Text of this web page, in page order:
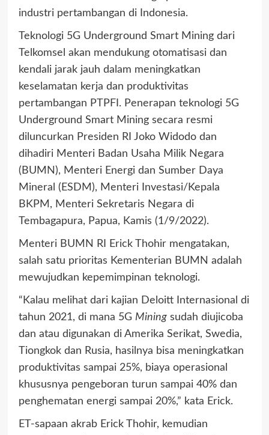
industri pertambangan di Indonesia.
Teknologi 5G Underground Smart Mining dari
Telkomsel akan mendukung otomatisasi dan
kendali jarak jauh dalam meningkatkan
keselamatan kerja dan produktivitas
pertambangan PTPFI. Penerapan teknologi 5G
Underground Smart Mining secara resmi
diluncurkan Presiden RI Joko Widodo dan
dihadiri Menteri Badan Usaha Milik Negara
(BUMN), Menteri Energi dan Sumber Daya
Mineral (ESDM), Menteri Investasi/Kepala
BKPM, Menteri Sekretaris Negara di
Tembagapura, Papua, Kamis (1/9/2022).
Menteri BUMN RI Erick Thohir mengatakan,
salah satu prioritas Kementerian BUMN adalah
mewujudkan kepemimpinan teknologi.
“Kalau melihat dari kajian Deloitt Internasional di
tahun 2021, di mana 5G Miningsudah diujicoba
dan atau digunakan di Amerika Serikat, Swedia,
Tiongkok dan Rusia, hasilnya bisa meningkatkan
produktivitas sampai 25%, biaya operasional
khususnya pengeboran turun sampai 40% dan
penghematan energi sampai 20%,” kata Erick.
ET-sapaan akrab Erick Thohir, kemudian